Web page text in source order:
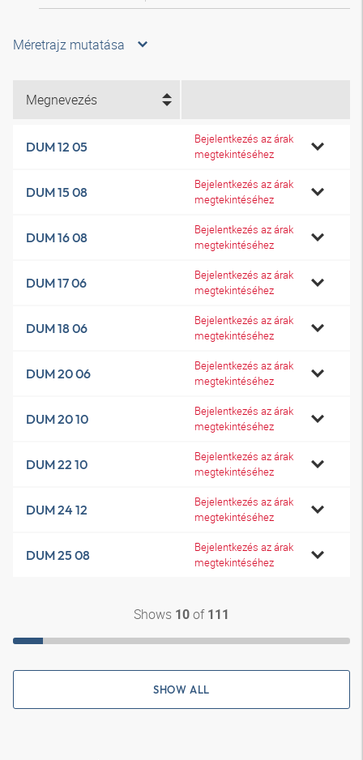
Méretrajz mutatása
Megnevezés
DUM 12 05
Bejelentkezés az árak
megtekintéséhez
DUM 15 08
Bejelentkezés az árak
megtekintéséhez
DUM 16 08
Bejelentkezés az árak
megtekintéséhez
DUM 17 06
Bejelentkezés az árak
megtekintéséhez
DUM 18 06
Bejelentkezés az árak
megtekintéséhez
DUM 20 06
Bejelentkezés az árak
megtekintéséhez
DUM 20 10
Bejelentkezés az árak
megtekintéséhez
DUM 22 10
Bejelentkezés az árak
megtekintéséhez
DUM 24 12
Bejelentkezés az árak
megtekintéséhez
DUM 25 08
Bejelentkezés az árak
megtekintéséhez
Shows 10 of 111
SHOW ALL